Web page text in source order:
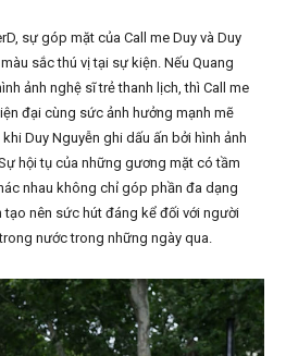
sự góp mặt của Call me Duy và Duy
sắc thú vị tại sự kiện. Nếu Quang
ảnh nghệ sĩ trẻ thanh lịch, thì Call me
đại cùng sức ảnh hưởng mạnh mẽ
Duy Nguyễn ghi dấu ấn bởi hình ảnh
hội tụ của những gương mặt có tầm
nhau không chỉ góp phần đa dạng
tạo nên sức hút đáng kể đối với người
nước trong những ngày qua.